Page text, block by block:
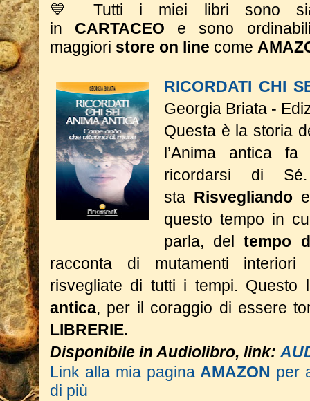
💙 Tutti i miei libri sono
in CARTACEO e sono
maggiori store on line come
RICORDATI CHI
Georgia Briata -
Questa è la storia
l’Anima antica
ricordarsi di
sta Risvegliando
questo tempo in
parla, deltempo
racconta di mutamenti
risvegliate di tutti i tempi.
antica, per il coraggio di essere
LIBRERIE.
Disponibile in Audiolibro, link:
Link alla mia pagina AMAZON per
di più